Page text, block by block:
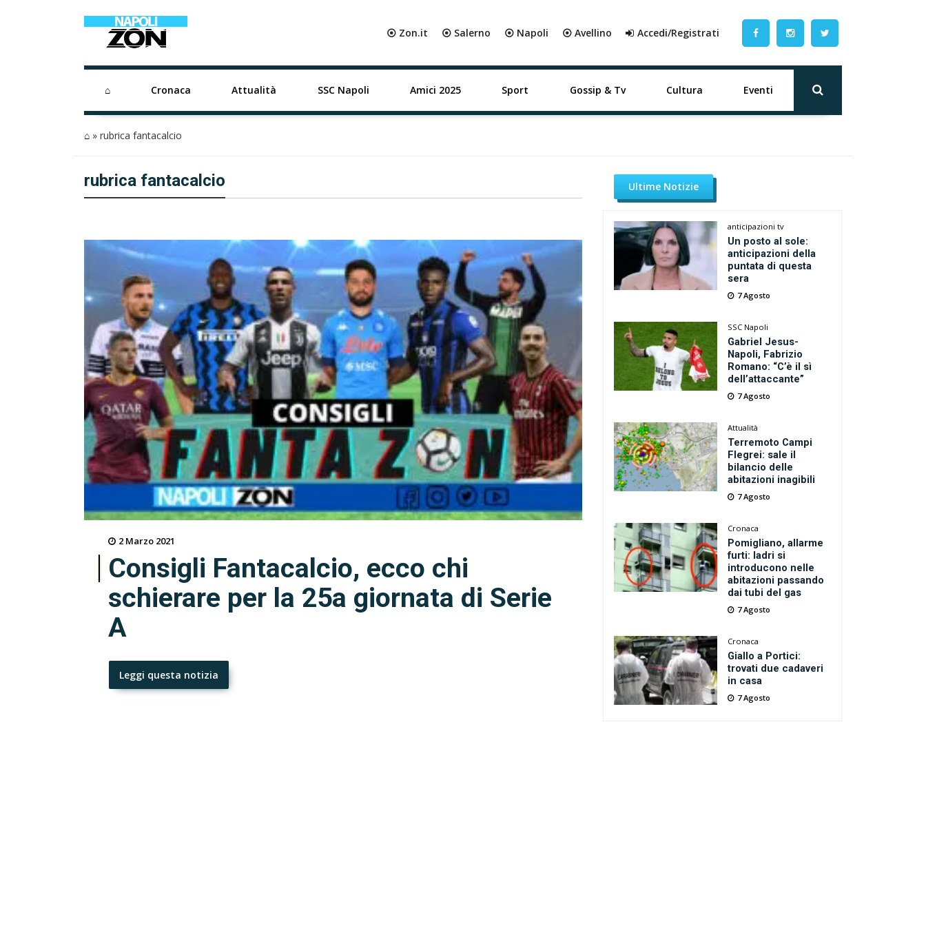
⦿ Zon.it ⦿ Salerno ⦿ Napoli ⦿ Avellino Accedi/Registrati
⌂ Cronaca Attualità SSC Napoli Amici 2025 Sport Gossip & Tv Cultura Eventi
⌂ » rubrica fantacalcio
rubrica fantacalcio
2 Marzo 2021
Consigli Fantacalcio, ecco chi
schierare per la 25a giornata di Serie
A
Leggi questa notizia
Ultime Notizie
anticipazioni tv
Un posto al sole:
anticipazioni della
puntata di questa
sera
7 Agosto
SSC Napoli
Gabriel Jesus-
Napoli, Fabrizio
Romano: “C’è il sì
dell’attaccante”
7 Agosto
Attualità
Terremoto Campi
Flegrei: sale il
bilancio delle
abitazioni inagibili
7 Agosto
Cronaca
Pomigliano, allarme
furti: ladri si
introducono nelle
abitazioni passando
dai tubi del gas
7 Agosto
Cronaca
Giallo a Portici:
trovati due cadaveri
in casa
7 Agosto